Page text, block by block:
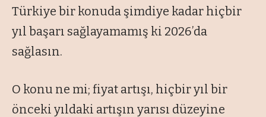
Türkiye bir konuda şimdiye kadar hiçbir
yıl başarı sağlayamamış ki 2026’da
sağlasın.
O konu ne mi; fiyat artışı, hiçbir yıl bir
önceki yıldaki artışın yarısı düzeyine